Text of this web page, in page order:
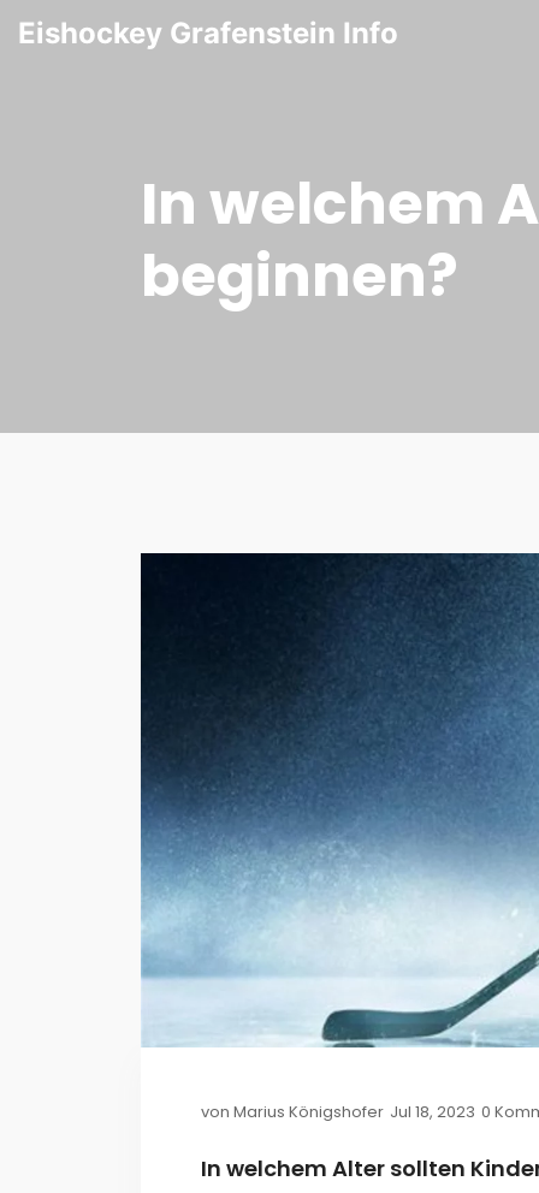
Eishockey Grafenstein Info
In welchem
beginnen?
von Marius Königshofer Jul 18, 2023 0
In welchem Alter sollten